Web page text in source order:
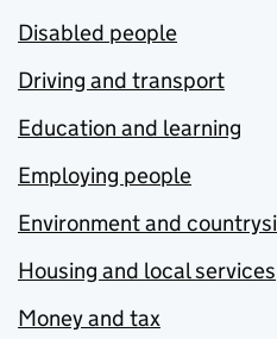
Disabled people
Driving and transport
Education and learning
Employing people
Environment and
Housing and local services
Money and tax